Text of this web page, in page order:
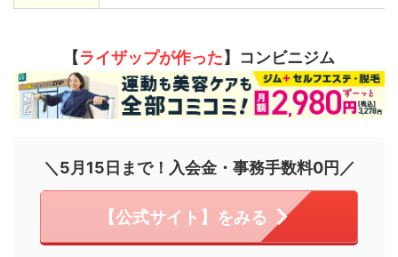
【ライザップが作った】コンビニジム
＼5月15日まで！入会金・事務手数料0円／
【公式サイト】をみる